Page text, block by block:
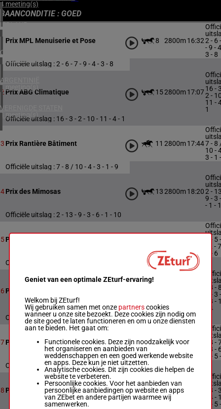
4 meeting(s)
IERLAND
1 meeting(s)
CHILI
1 meeting(s)
ARGENTINIË
1 meeting(s)
VERENIGDE STATEN
4 meeting(s)
BAANCONDITIE : GOED
Prix MPL Menuiserie et Pose 8 2800m16:322 - 6
- 9 -
3 - 8
Officiële uitslag : 2 - 6 - 7 - 9 - 4 - 3 - 8
2Prix ABG Climatique 152800m17:0716 -
2 -
11 -
1
Officiële uitslag : 16 - 3 - 2 - 10 - 11 - 4 - 1
3 Prix Rantière Bâtiment 11 2800m17:447 - 8
10 -
3 - 1
Officiële uitslag : 7 - 8 / 10 - 4 - 3 - 1 - 9
4Prix des Mimosas 132800m18:202 -
9 - 3
- 1 -
Officiële uitslag : 2 - 13 - 9 - 3 - 6 - 1 - 10
5Prix Charpentes Onillon
1 - 5
- 2 -
9 - 6
Officiële uitslag : 1 - 5 - 8 - 2 - 7 - 9 - 6
6 Prix des Tulipes
18 -
5 - 3 -
13 -
14
Officiële uitslag : 18 - 8 - 5 - 3 - 13 - 11 - 14
7Prix Dubreuil TP 162800m20:01
18 -
13 -
4 - 5
Officiële uitslag : 18 - 7 - 13 - 6 - 4 - 5 - 9
8 Prix Evelec 132800m
13 -
14 -
2 - 5
Geniet van een optimale ZEturf-ervaring!
Welkom bij ZEturf!
Wij gebruiken samen met onze partnerscookies
wanneer u onze site bezoekt. Deze cookies zijn nodig om
de site goed te laten functioneren en om u onze diensten
aan te bieden. Het gaat om:
Functionele cookies. Deze zijn noodzakelijk voor
het organiseren en aanbieden van
weddenschappen en een goed werkende website
en apps. Deze kun je niet uitzetten.
Analytische cookies. Dit zijn cookies die helpen de
website te verbeteren.
Persoonlijke cookies. Voor het aanbieden van
persoonlijke aanbiedingen op website en apps
van ZEbet en andere partijen waarmee wij
samenwerken.